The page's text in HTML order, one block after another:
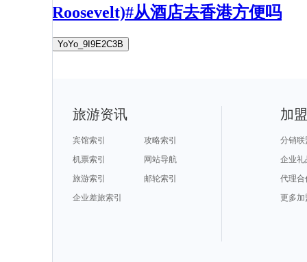
Roosevelt)#从酒店去香港方便吗
YoYo_9I9E2C3B
旅游资讯
宾馆索引
攻略索引
机票索引
网站导航
旅游索引
邮轮索引
企业差旅索引
加
分销联
企业礼
代理合
更多加